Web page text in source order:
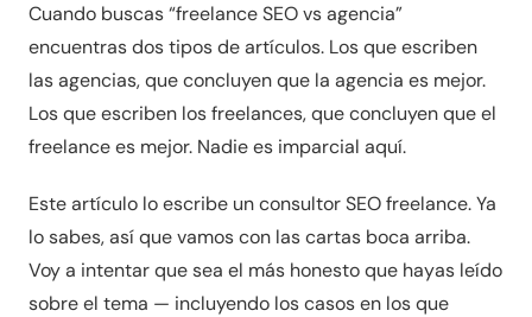
Cuando buscas “freelance SEO vs agencia”
encuentras dos tipos de artículos. Los que escriben
las agencias, que concluyen que la agencia es mejor.
Los que escriben los freelances, que concluyen que el
freelance es mejor. Nadie es imparcial aquí.
Este artículo lo escribe un consultor SEO freelance. Ya
lo sabes, así que vamos con las cartas boca arriba.
Voy a intentar que sea el más honesto que hayas leído
sobre el tema — incluyendo los casos en los que